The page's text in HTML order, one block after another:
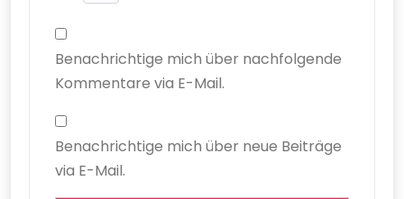
Benachrichtige mich über nachfolgende
Kommentare via E-Mail.
Benachrichtige mich über neue Beiträge
via E-Mail.